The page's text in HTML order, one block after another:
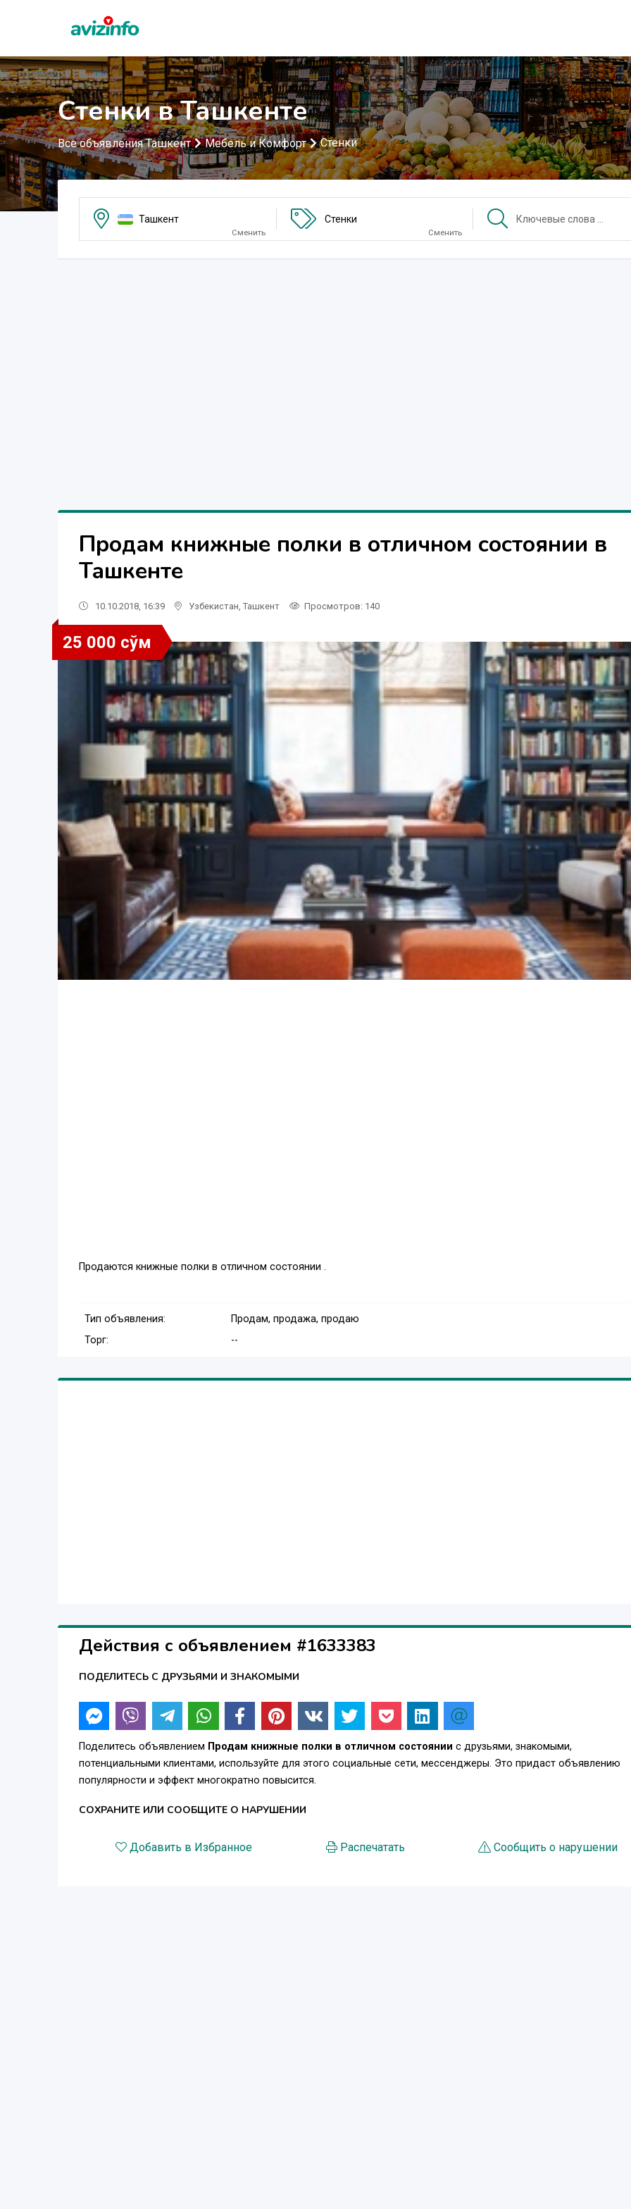
Стенки в Ташкенте
Все объявления Ташкент Мебель и Комфорт Стенки
Ташкент
Сменить
Стенки
Сменить
Продам книжные полки в отличном состоянии в
Ташкенте
10.10.2018, 16:39 Узбекистан Ташкент Просмотров: 140
25 000 сўм
Продаются книжные полки в отличном состоянии .
Тип объявления:
Продам, продажа, продаю
Торг:
--
Действия с объявлением #1633383
ПОДЕЛИТЕСЬ С ДРУЗЬЯМИ И ЗНАКОМЫМИ
Поделитесь объявлением Продам книжные полки в отличном состоянии с друзьями, знакомыми,
потенциальными клиентами, используйте для этого социальные сети, мессенджеры. Это придаст объявлению
популярности и эффект многократно повысится.
СОХРАНИТЕ ИЛИ СООБЩИТЕ О НАРУШЕНИИ
Добавить в Избранное Распечатать Сообщить о нарушении